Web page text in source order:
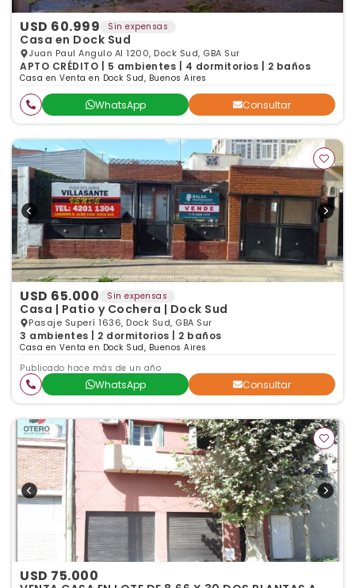
USD 60.999 Sin expensas
Casa en Dock Sud
Juan Paul Angulo Al 1200, Dock Sud, GBA Sur
APTO CRÉDITO | 5 ambientes | 4 dormitorios | 2 baños
Casa en Venta en Dock Sud, Buenos Aires
WhatsApp Consultar
USD 65.000 Sin expensas
Casa | Patio y Cochera | Dock Sud
Pasaje Superí 1636, Dock Sud, GBA Sur
3 ambientes | 2 dormitorios | 2 baños
Casa en Venta en Dock Sud, Buenos Aires
Publicado hace más de un año
WhatsApp Consultar
USD 75.000